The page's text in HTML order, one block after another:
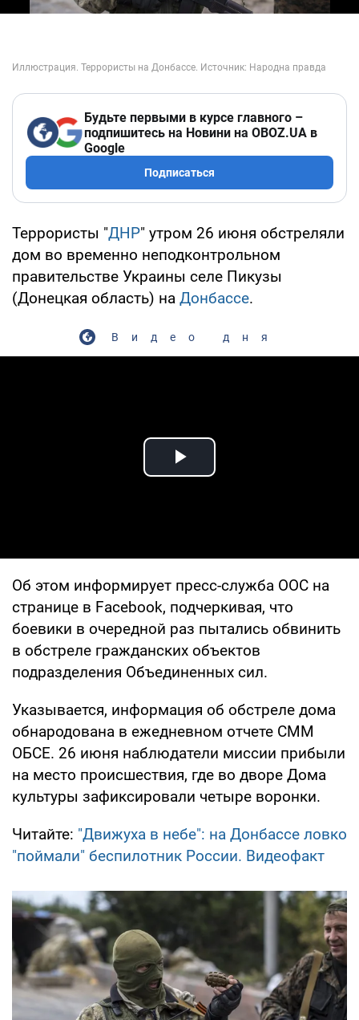
Будьте первыми в курсе главного –
подпишитесь на Новини на OBOZ.UA в
Google
Подписаться
Террористы "ДНР" утром 26 июня обстреляли
дом во временно неподконтрольном
правительстве Украины селе Пикузы
(Донецкая область) на Донбассе.
Видео дня
Play Video
Об этом информирует пресс-служба ООС на
странице в Facebook, подчеркивая, что
боевики в очередной раз пытались обвинить
в обстреле гражданских объектов
подразделения Объединенных сил.
Указывается, информация об обстреле дома
обнародована в ежедневном отчете СММ
ОБСЕ. 26 июня наблюдатели миссии прибыли
на место происшествия, где во дворе Дома
культуры зафиксировали четыре воронки.
Читайте: "Движуха в небе": на Донбассе ловко
"поймали" беспилотник России. Видеофакт